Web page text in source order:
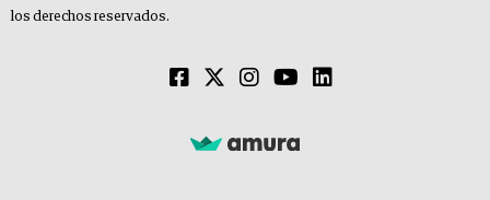
los derechos reservados.